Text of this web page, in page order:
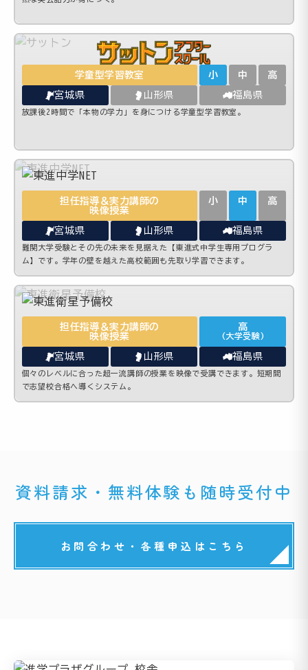
学童型学習教室 小 中 高
宮城県 山形県 福島県
放課後2時間で「本物の学力」を身につける学童型学習教室。
担任指導＆実力講師の
映像授業
小 中 高
宮城県 山形県 福島県
難関大学受験とその先の未来を見据えた【東進式中学生専用プログラ
ム】です。学年の壁を越えた高校範囲も先取り学習できます。
担任指導＆実力講師の
映像授業
高
(大学受験)
宮城県 山形県 福島県
個々のレベルに合った超一流講師の授業を映像で受講できます。短期間
で志望校合格へ導くシステム。
資料請求・無料体験も随時受付中
お問合わせ・各種申込はこちら